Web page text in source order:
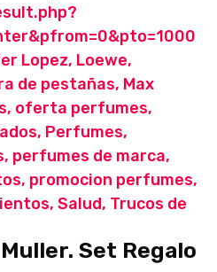
Lopez, Loewe,
de pestañas, Max
, oferta perfumes,
, Perfumes,
, perfumes de marca,
, promocion perfumes,
, Salud, Trucos de
Set Regalo